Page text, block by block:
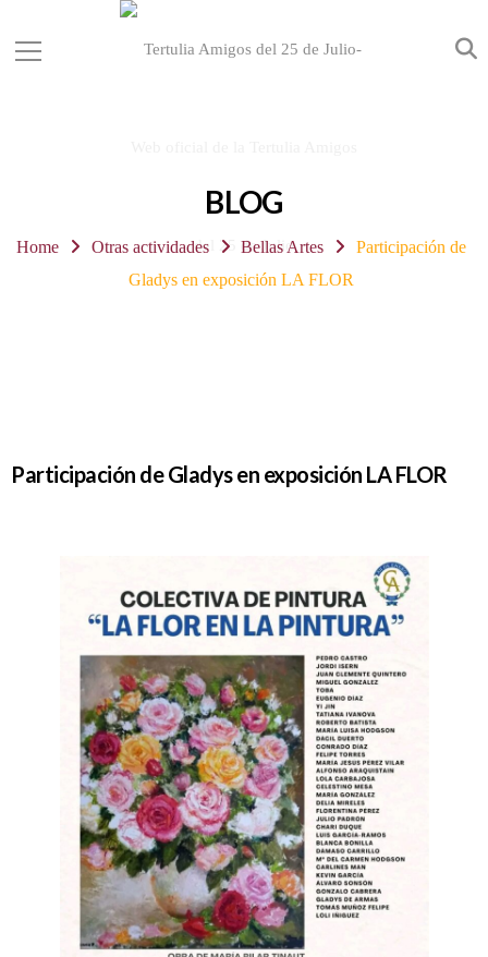
BLOG
Home Otras actividades Bellas Artes
Participación de
Gladys en exposición LA FLOR
Participación de Gladys en exposición LA FLOR